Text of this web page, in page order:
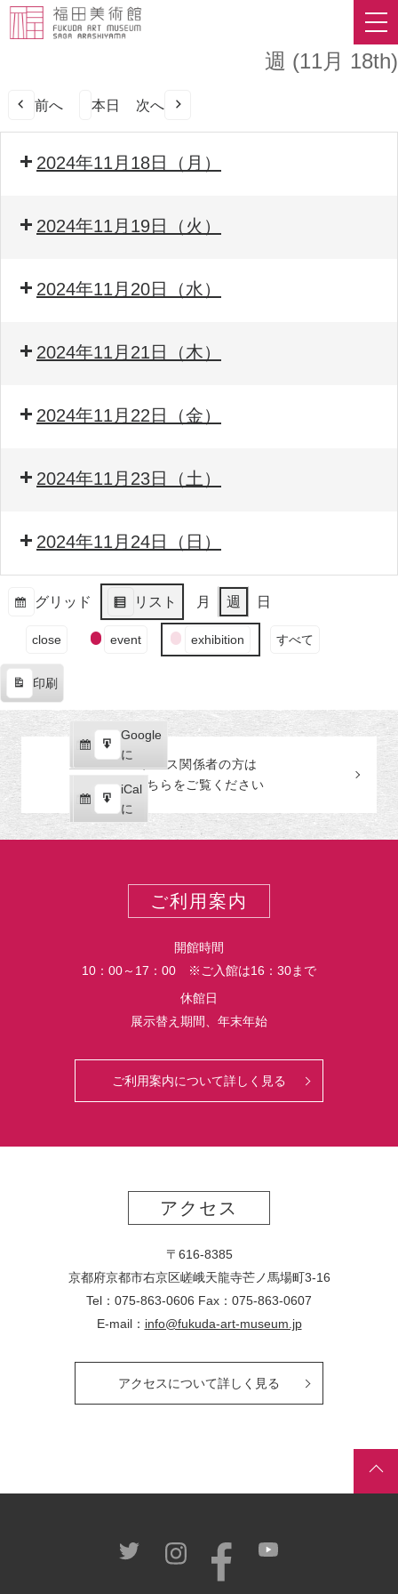
週 (11月 18th)
前へ 本日 次へ
2024年11月18日（月）
2024年11月19日（火）
2024年11月20日（水）
2024年11月21日（木）
2024年11月22日（金）
2024年11月23日（土）
2024年11月24日（日）
グリッド
表
リスト
表
月 週 日
ン
の
カ
テ
ゴ
close event exhibition すべて
印刷
示
Google
で
購
読
iCal
で
購
読
Google
に
エ
ク
ス
ポ
iCal
に
エ
ク
プレス関係者の方は
こちらをご覧ください
ご利用案内
開館時間
10：00～17：00 ※ご入館は16：30まで
休館日
展示替え期間、年末年始
ご利用案内について詳しく見る
アクセス
〒616-8385
京都府京都市右京区嵯峨天龍寺芒ノ馬場町3-16
Tel：075-863-0606 Fax：075-863-0607
E-mail： info@fukuda-art-museum.jp
アクセスについて詳しく見る